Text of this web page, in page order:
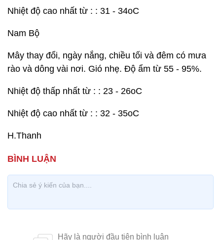
Nhiệt độ cao nhất từ : : 31 - 34oC
Nam Bộ
Mây thay đổi, ngày nắng, chiều tối và đêm có mưa
rào và dông vài nơi. Gió nhẹ. Độ ẩm từ 55 - 95%.
Nhiệt độ thấp nhất từ : : 23 - 26oC
Nhiệt độ cao nhất từ : : 32 - 35oC
H.Thanh